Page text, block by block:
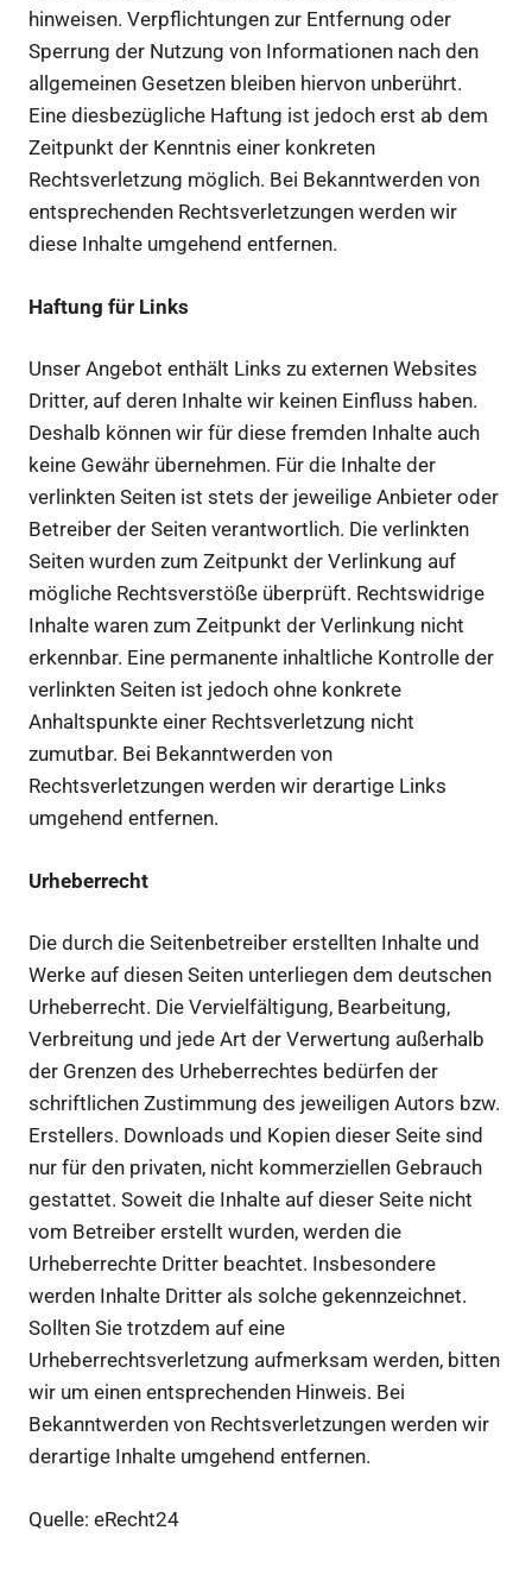
hinweisen. Verpflichtungen zur Entfernung oder
Sperrung der Nutzung von Informationen nach den
allgemeinen Gesetzen bleiben hiervon unberührt.
Eine diesbezügliche Haftung ist jedoch erst ab dem
Zeitpunkt der Kenntnis einer konkreten
Rechtsverletzung möglich. Bei Bekanntwerden von
entsprechenden Rechtsverletzungen werden wir
diese Inhalte umgehend entfernen.
Haftung für Links
Unser Angebot enthält Links zu externen Websites
Dritter, auf deren Inhalte wir keinen Einfluss haben.
Deshalb können wir für diese fremden Inhalte auch
keine Gewähr übernehmen. Für die Inhalte der
verlinkten Seiten ist stets der jeweilige Anbieter oder
Betreiber der Seiten verantwortlich. Die verlinkten
Seiten wurden zum Zeitpunkt der Verlinkung auf
mögliche Rechtsverstöße überprüft. Rechtswidrige
Inhalte waren zum Zeitpunkt der Verlinkung nicht
erkennbar. Eine permanente inhaltliche Kontrolle der
verlinkten Seiten ist jedoch ohne konkrete
Anhaltspunkte einer Rechtsverletzung nicht
zumutbar. Bei Bekanntwerden von
Rechtsverletzungen werden wir derartige Links
umgehend entfernen.
Urheberrecht
Die durch die Seitenbetreiber erstellten Inhalte und
Werke auf diesen Seiten unterliegen dem deutschen
Urheberrecht. Die Vervielfältigung, Bearbeitung,
Verbreitung und jede Art der Verwertung außerhalb
der Grenzen des Urheberrechtes bedürfen der
schriftlichen Zustimmung des jeweiligen Autors bzw.
Erstellers. Downloads und Kopien dieser Seite sind
nur für den privaten, nicht kommerziellen Gebrauch
gestattet. Soweit die Inhalte auf dieser Seite nicht
vom Betreiber erstellt wurden, werden die
Urheberrechte Dritter beachtet. Insbesondere
werden Inhalte Dritter als solche gekennzeichnet.
Sollten Sie trotzdem auf eine
Urheberrechtsverletzung aufmerksam werden, bitten
wir um einen entsprechenden Hinweis. Bei
Bekanntwerden von Rechtsverletzungen werden wir
derartige Inhalte umgehend entfernen.
Quelle: eRecht24